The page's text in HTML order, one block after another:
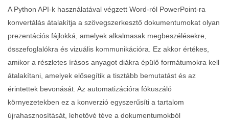
A Python API‑k használatával végzett Word‑ról PowerPoint‑ra
konvertálás átalakítja a szövegszerkesztő dokumentumokat olyan
prezentációs fájlokká, amelyek alkalmasak megbeszélésekre,
összefoglalókra és vizuális kommunikációra. Ez akkor értékes,
amikor a részletes írásos anyagot diákra épülő formátumokra kell
átalakítani, amelyek elősegítik a tisztább bemutatást és az
érintettek bevonását. Az automatizációra fókuszáló
környezetekben ez a konverzió egyszerűsíti a tartalom
újrahasznosítását, lehetővé téve a dokumentumokból